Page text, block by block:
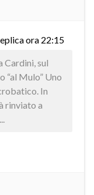
ora 22:15
Cardini, sul
“al Mulo” Uno
In
rinviato a